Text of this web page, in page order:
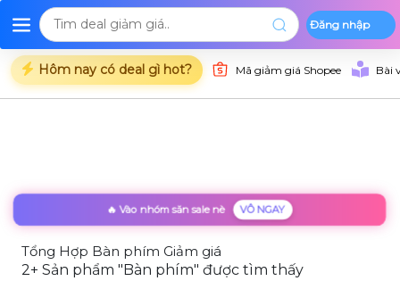
Đăng nhập
Hôm nay có deal gì hot? Mã giảm giá Shopee Bài
Trang chủ Deal Shopee Deal Lazada Deal Tiki Danh mục
🔥 Vào nhóm săn sale nè VÔ NGAY
Tổng Hợp Bàn phím Giảm giá
2+ Sản phẩm "Bàn phím" được tìm thấy